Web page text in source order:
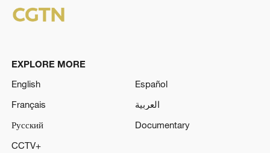
EXPLORE MORE
English
Español
Français
العربية
Русский
Documentary
CCTV+